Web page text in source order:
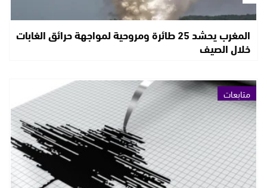
المغرب يحشد 25 طائرة ومروحية لمواجهة حرائق الغابات
خلال الصيف
متابعات